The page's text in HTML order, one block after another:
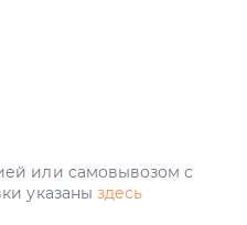
или самовывозом с
указаны здесь